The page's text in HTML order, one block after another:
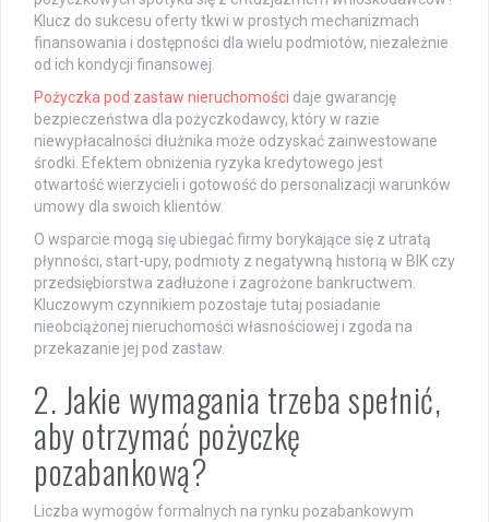
Klucz do sukcesu oferty tkwi w prostych mechanizmach
finansowania i dostępności dla wielu podmiotów, niezależnie
od ich kondycji finansowej.
Pożyczka pod zastaw nieruchomości daje gwarancję
bezpieczeństwa dla pożyczkodawcy, który w razie
niewypłacalności dłużnika może odzyskać zainwestowane
środki. Efektem obniżenia ryzyka kredytowego jest
otwartość wierzycieli i gotowość do personalizacji warunków
umowy dla swoich klientów.
O wsparcie mogą się ubiegać firmy borykające się z utratą
płynności, start-upy, podmioty z negatywną historią w BIK czy
przedsiębiorstwa zadłużone i zagrożone bankructwem.
Kluczowym czynnikiem pozostaje tutaj posiadanie
nieobciążonej nieruchomości własnościowej i zgoda na
przekazanie jej pod zastaw.
2. Jakie wymagania trzeba spełnić,
aby otrzymać pożyczkę
pozabankową?
Liczba wymogów formalnych na rynku pozabankowym